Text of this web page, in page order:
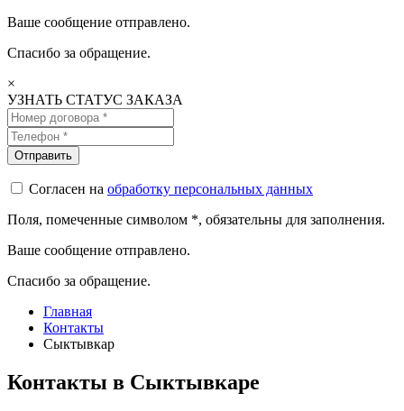
Ваше сообщение отправлено.
Спасибо за обращение.
×
УЗНАТЬ СТАТУС ЗАКАЗА
Согласен на обработку персональных данных
Поля, помеченные символом *, обязательны для заполнения.
Ваше сообщение отправлено.
Спасибо за обращение.
Главная
Контакты
Сыктывкар
Контакты в Сыктывкаре